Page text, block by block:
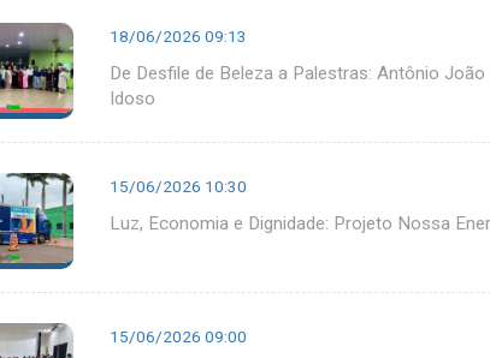
18/06/2026 09:13
De Desfile de Beleza a Palestras: Antônio
Idoso
15/06/2026 10:30
Luz, Economia e Dignidade: Projeto Nossa
15/06/2026 09:00